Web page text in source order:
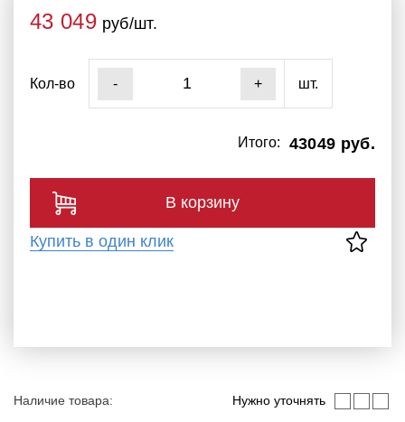
Наличие товара: Нужно уточнять
43 049 руб/шт.
Кол-во - + шт.
43049 руб.
Итого:
В корзину
Купить в один клик